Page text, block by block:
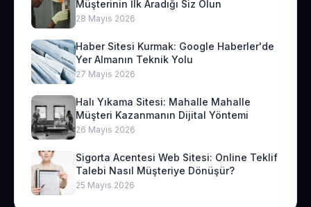
Müşterinin İlk Aradığı Siz Olun
28 Mayıs 2026
Haber Sitesi Kurmak: Google Haberler'de
Yer Almanın Teknik Yolu
27 Mayıs 2026
Halı Yıkama Sitesi: Mahalle Mahalle
Müşteri Kazanmanın Dijital Yöntemi
26 Mayıs 2026
Sigorta Acentesi Web Sitesi: Online Teklif
Talebi Nasıl Müşteriye Dönüşür?
25 Mayıs 2026